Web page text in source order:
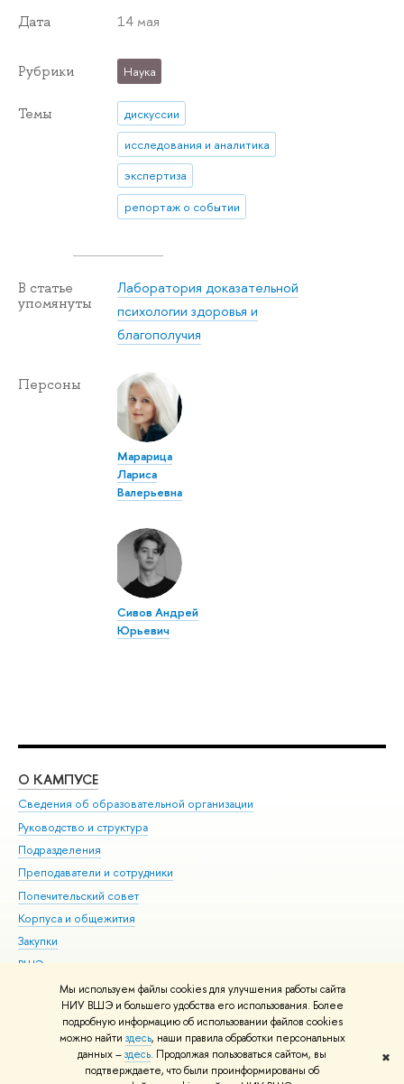
Мы используем файлы cookies для улучшения работы сайта
НИУ ВШЭ и большего удобства его использования. Более
подробную информацию об использовании файлов cookies
можно найти здесь, наши правила обработки персональных
данных –здесь. Продолжая пользоваться сайтом, вы
подтверждаете, что были проинформированы об
✖
Дата 14 мая
Рубрики Наука
Темы
дискуссии
исследования и аналитика
экспертиза
репортаж о событии
В статье
упомянуты
Лаборатория доказательной
психологии здоровья и
благополучия
Персоны
Марарица
Лариса
Валерьевна
Сивов Андрей
Юрьевич
О КАМПУСЕ
Сведения об образовательной организации
Руководство и структура
Подразделения
Преподаватели и сотрудники
Попечительский совет
Корпуса и общежития
Закупки
ВШЭ для студентов с ограниченными возможностями
здоровья и инвалидностью
Версия для слабовидящих
Единая платежная страница